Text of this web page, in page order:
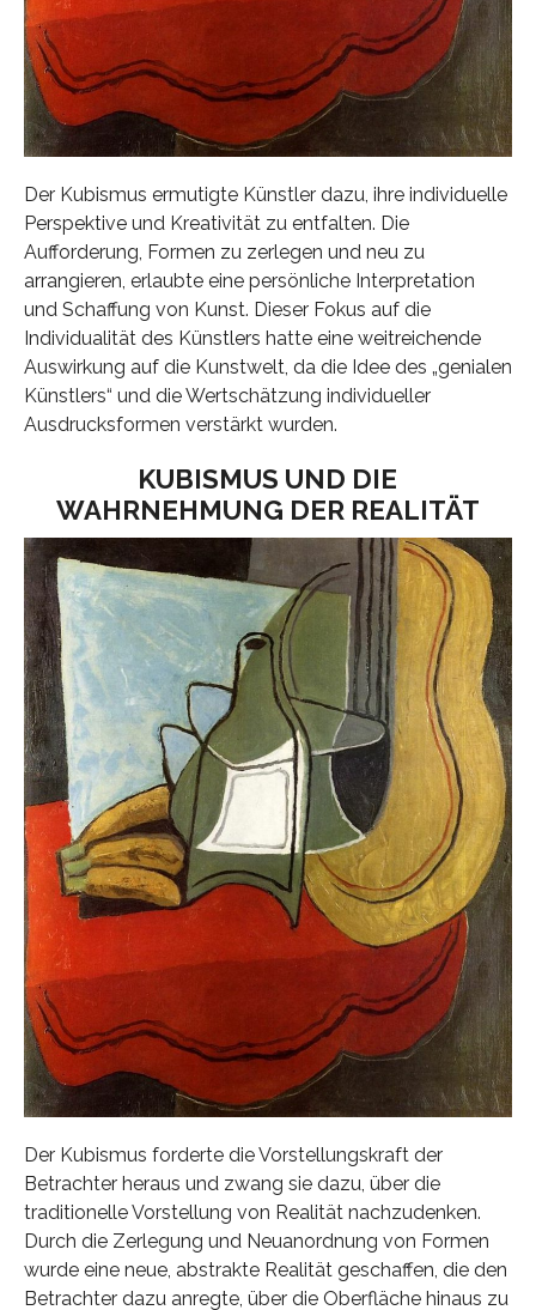
Der Kubismus ermutigte Künstler dazu, ihre individuelle
Perspektive und Kreativität zu entfalten. Die
Aufforderung, Formen zu zerlegen und neu zu
arrangieren, erlaubte eine persönliche Interpretation
und Schaffung von Kunst. Dieser Fokus auf die
Individualität des Künstlers hatte eine weitreichende
Auswirkung auf die Kunstwelt, da die Idee des „genialen
Künstlers“ und die Wertschätzung individueller
Ausdrucksformen verstärkt wurden.
KUBISMUS UND DIE
WAHRNEHMUNG DER REALITÄT
Der Kubismus forderte die Vorstellungskraft der
Betrachter heraus und zwang sie dazu, über die
traditionelle Vorstellung von Realität nachzudenken.
Durch die Zerlegung und Neuanordnung von Formen
wurde eine neue, abstrakte Realität geschaffen, die den
Betrachter dazu anregte, über die Oberfläche hinaus zu